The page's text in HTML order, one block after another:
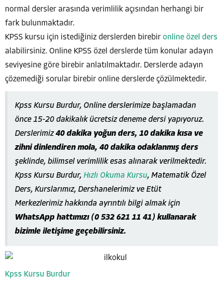
normal dersler arasında verimlilik açısından herhangi bir
fark bulunmaktadır.
KPSS kursu için istediğiniz derslerden birebir online özel ders
alabilirsiniz. Online KPSS özel derslerde tüm konular adayın
seviyesine göre birebir anlatılmaktadır. Derslerde adayın
çözemediği sorular birebir online derslerde çözülmektedir.
Kpss Kursu Burdur, Online derslerimize başlamadan
önce 15-20 dakikalık ücretsiz deneme dersi yapıyoruz.
Derslerimiz40 dakika yoğun ders, 10 dakika kısa ve
zihni dinlendiren mola, 40 dakika odaklanmış ders
şeklinde, bilimsel verimlilik esas alınarak verilmektedir.
Kpss Kursu Burdur, Hızlı Okuma Kursu, Matematik Özel
Ders, Kurslarımız, Dershanelerimiz ve Etüt
Merkezlerimiz hakkında ayrıntılı bilgi almak için
WhatsApp hattımızı (0 532 621 11 41) kullanarak
bizimle iletişime geçebilirsiniz.
Kpss Kursu Burdur